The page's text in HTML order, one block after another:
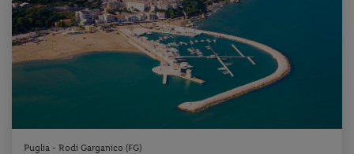
Puglia - Rodi Garganico (FG)